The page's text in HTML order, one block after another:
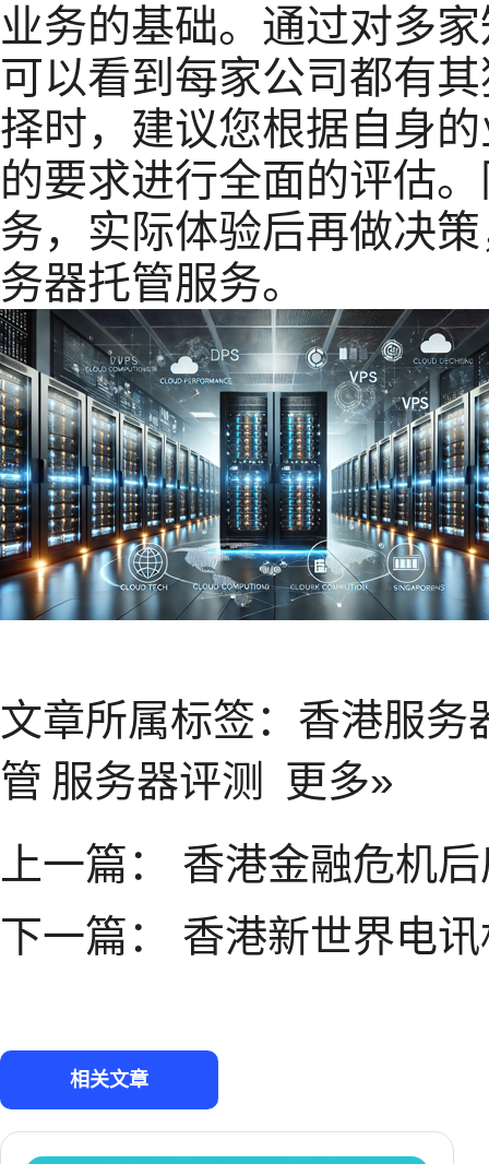
业务的基础。通过对多
可以看到每家公司都有
择时，建议您根据自身
的要求进行全面的评估
务，实际体验后再做决
务器托管服务。
文章所属标签： 香港服务
管 服务器评测
更多»
上一篇：
香港金融危机
下一篇：
香港新世界电
相关文章